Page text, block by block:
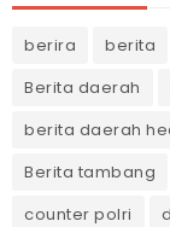
berira berita
Berita daerah
berita daerah
Berita tambang
counter polri